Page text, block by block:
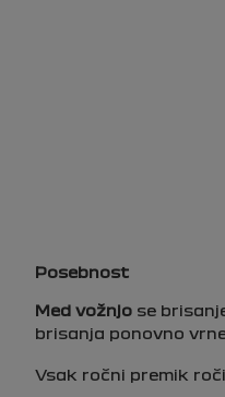
Posebnost
Med vožnjo se
brisanja ponovno
Vsak ročni premik